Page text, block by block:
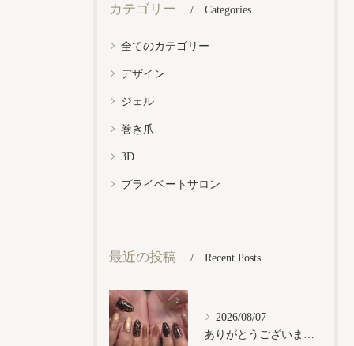
カテゴリー Categories
全てのカテゴリー
デザイン
ジェル
巻き爪
3D
プライベートサロン
最近の投稿 Recent Posts
2026/08/07